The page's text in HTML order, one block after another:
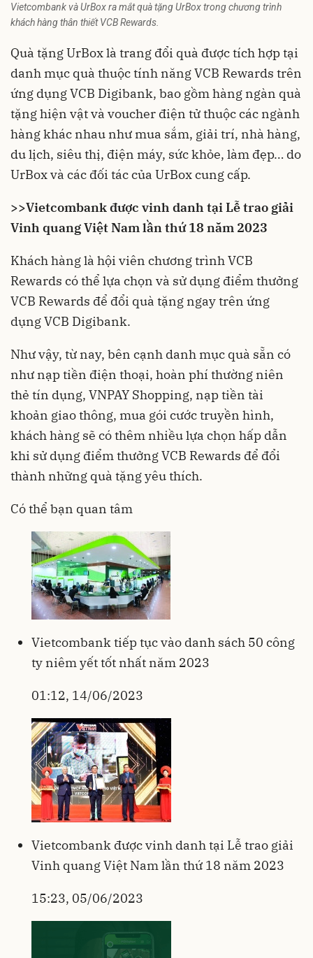
Vietcombank và UrBox ra mắt quà tặng UrBox trong chương trình
khách hàng thân thiết VCB Rewards.
Quà tặng UrBox là trang đổi quà được tích hợp tại
danh mục quà thuộc tính năng VCB Rewards trên
ứng dụng VCB Digibank, bao gồm hàng ngàn quà
tặng hiện vật và voucher điện tử thuộc các ngành
hàng khác nhau như mua sắm, giải trí, nhà hàng,
du lịch, siêu thị, điện máy, sức khỏe, làm đẹp… do
UrBox và các đối tác của UrBox cung cấp.
>>Vietcombank được vinh danh tại Lễ trao giải
Vinh quang Việt Nam lần thứ 18 năm 2023
Khách hàng là hội viên chương trình VCB
Rewards có thể lựa chọn và sử dụng điểm thưởng
VCB Rewards để đổi quà tặng ngay trên ứng
dụng VCB Digibank.
Như vậy, từ nay, bên cạnh danh mục quà sẵn có
như nạp tiền điện thoại, hoàn phí thường niên
thẻ tín dụng, VNPAY Shopping, nạp tiền tài
khoản giao thông, mua gói cước truyền hình,
khách hàng sẽ có thêm nhiều lựa chọn hấp dẫn
khi sử dụng điểm thưởng VCB Rewards để đổi
thành những quà tặng yêu thích.
Có thể bạn quan tâm
Vietcombank tiếp tục vào danh sách 50 công
ty niêm yết tốt nhất năm 2023
01:12, 14/06/2023
Vietcombank được vinh danh tại Lễ trao giải
Vinh quang Việt Nam lần thứ 18 năm 2023
15:23, 05/06/2023